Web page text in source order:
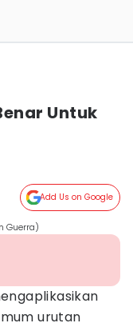
Untuk
Add Us on Google
Guerra)
urutan